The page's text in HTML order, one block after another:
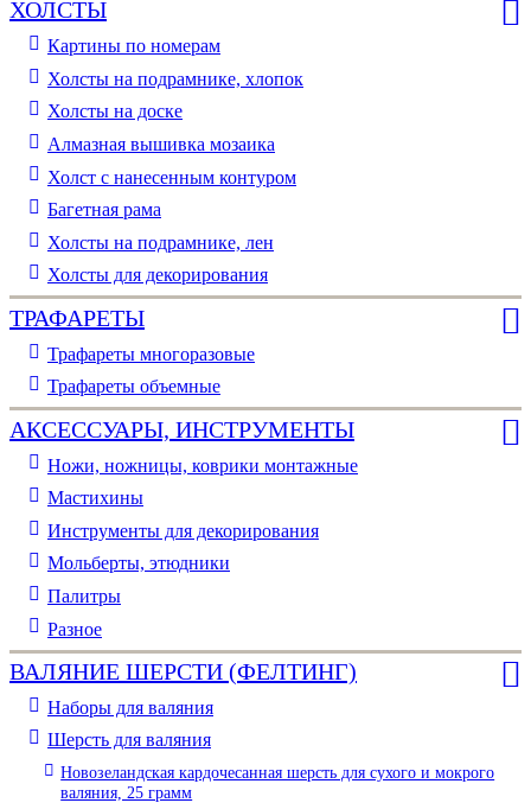
ХОЛСТЫ
Картины по номерам
Холсты на подрамнике, хлопок
Холсты на доске
Алмазная вышивка мозаика
Холст с нанесенным контуром
Багетная рама
Холсты на подрамнике, лен
Холсты для декорирования
ТРАФАРЕТЫ
Трафареты многоразовые
Трафареты объемные
АКСЕССУАРЫ, ИНСТРУМЕНТЫ
Ножи, ножницы, коврики монтажные
Мастихины
Инструменты для декорирования
Мольберты, этюдники
Палитры
Разное
ВАЛЯНИЕ ШЕРСТИ (ФЕЛТИНГ)
Наборы для валяния
Шерсть для валяния
Новозеландская кардочесанная шерсть для сухого и мокрого
валяния, 25 грамм